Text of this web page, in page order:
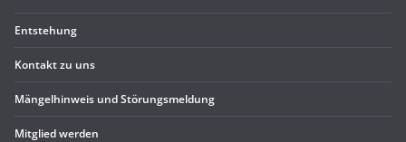
Ent­ste­hung
Kon­takt zu uns
Män­gel­hin­weis und Störungsmeldung
Mit­glied werden